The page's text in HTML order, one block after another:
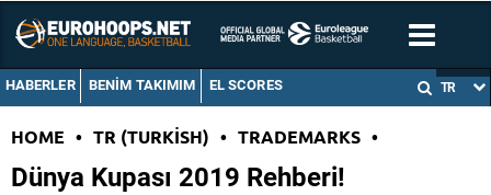
HABERLER BENIM TAKIMIM EL SCORES TR
HOME • TR (TURKISH) • TRADEMARKS •
Dünya Kupası 2019 Rehberi!